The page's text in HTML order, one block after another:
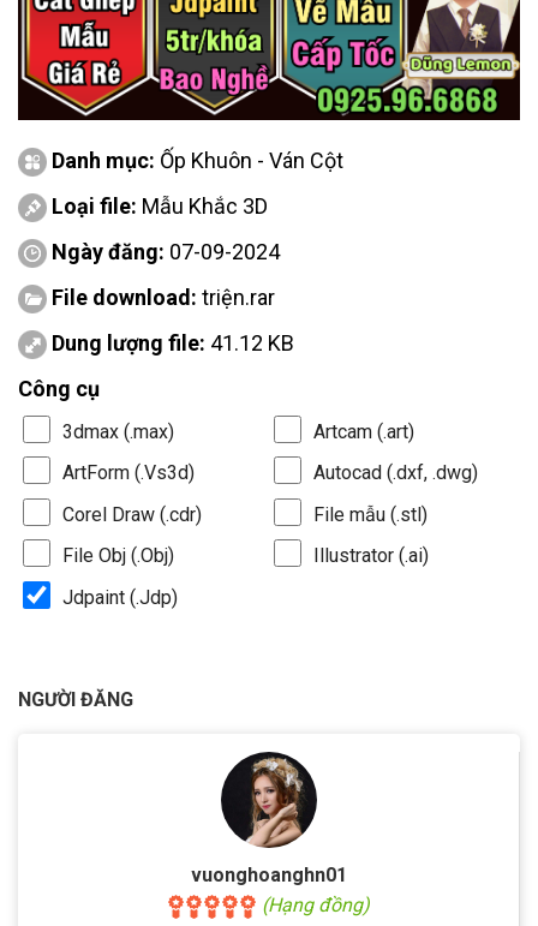
Danh mục: Ốp Khuôn - Ván Cột
Loại file: Mẫu Khắc 3D
Ngày đăng: 07-09-2024
File download: triện.rar
Dung lượng file: 41.12 KB
Công cụ
3dmax (.max)
Artcam (.art)
ArtForm (.Vs3d)
Autocad (.dxf, .dwg)
Corel Draw (.cdr)
File mẫu (.stl)
File Obj (.Obj)
Illustrator (.ai)
Jdpaint (.Jdp)
NGƯỜI ĐĂNG
vuonghoanghn01
(Hạng đồng)